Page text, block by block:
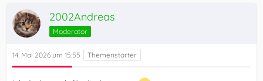
2002Andreas
Moderator
14. Mai 2026 um 15:55